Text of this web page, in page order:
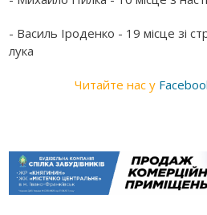
- Василь Іроденко - 19 місце зі
лука
Читайте нас у